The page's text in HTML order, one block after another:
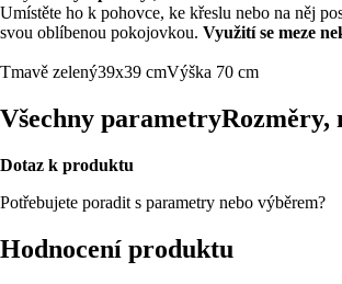
Umístěte ho k pohovce, ke křeslu nebo na něj
svou oblíbenou pokojovkou. Využití se meze
Tmavě zelený39x39 cmVýška 70 cm
Všechny parametry
Dotaz k produktu
Potřebujete poradit s parametry nebo výběrem?
Hodnocení produktu